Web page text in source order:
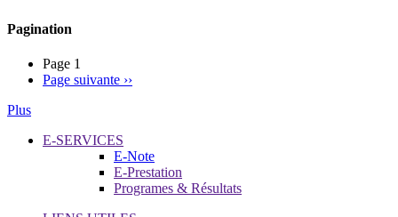
Pagination
Page 1
Page suivante ››
Plus
E-SERVICES
E-Note
E-Prestation
Programes & Résultats